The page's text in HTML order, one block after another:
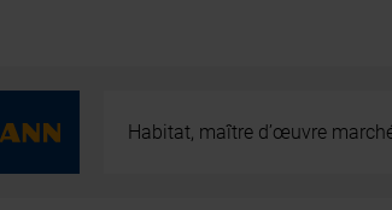
Habitat, maître d’œuvre